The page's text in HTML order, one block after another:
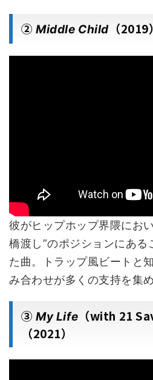
②Middle Child（2019）
彼がヒップホップ界隈にお
橋渡し”のポジションにあ
た曲。トラップ風ビートと
み合わせが多くの支持を集め
③My Life （with 21
（2021）